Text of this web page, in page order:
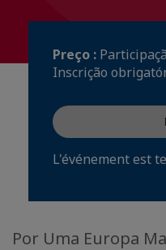
Preço :
Inscrição
L'événement est
Por Uma Europa